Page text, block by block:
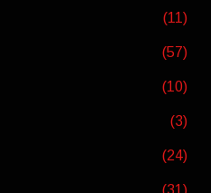
(11)
(57)
(10)
(3)
(24)